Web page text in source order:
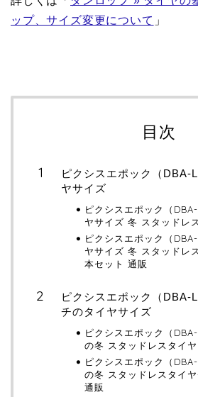
ップ、サイズ変更について 」
目次
ピクシスエポック（DBA-
ヤサイズ
ピクシスエポック（
ヤサイズ 冬 スタッドレ
ピクシスエポック（
ヤサイズ 冬 スタッドレ
本セット 通販
ピクシスエポック（DBA-
チのタイヤサイズ
ピクシスエポック（
の冬 スタッドレスタイ
ピクシスエポック（
の冬 スタッドレスタイ
通販